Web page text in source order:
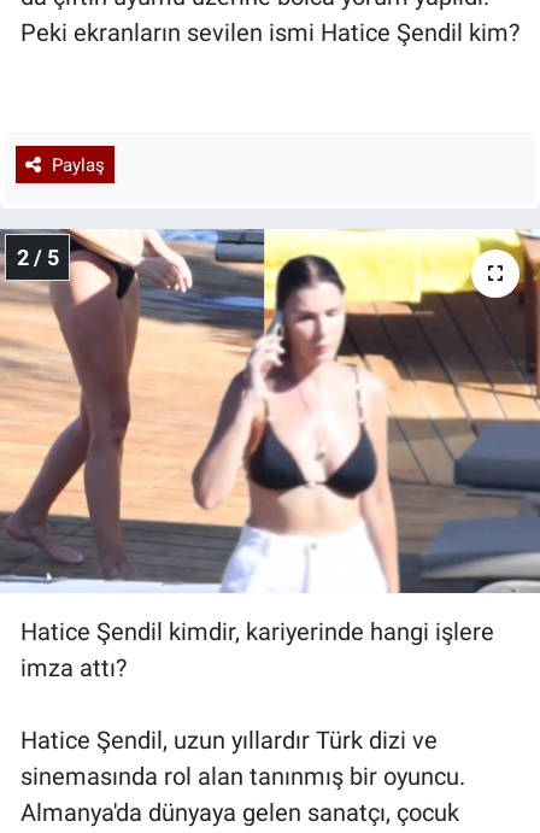
Peki ekranların sevilen ismi Hatice Şendil kim?
Paylaş
2 / 5
Hatice Şendil kimdir, kariyerinde hangi işlere
imza attı?
Hatice Şendil, uzun yıllardır Türk dizi ve
sinemasında rol alan tanınmış bir oyuncu.
Almanya'da dünyaya gelen sanatçı, çocuk